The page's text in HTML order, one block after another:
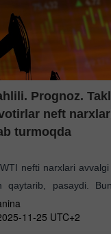
Prognoz.
neft
turmoqda
nefti narxlari
qaytarib, pasaydi.
muvofiqlashtirilgan
siljishlar yuz
11-25 UTC+2